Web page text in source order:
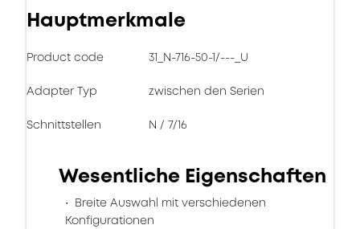
Hauptmerkmale
Product code 31_N-716-50-1/---_U
Adapter Typ zwischen den Serien
Schnittstellen N / 7/16
Wesentliche Eigenschaften
Breite Auswahl mit verschiedenen
Konfigurationen